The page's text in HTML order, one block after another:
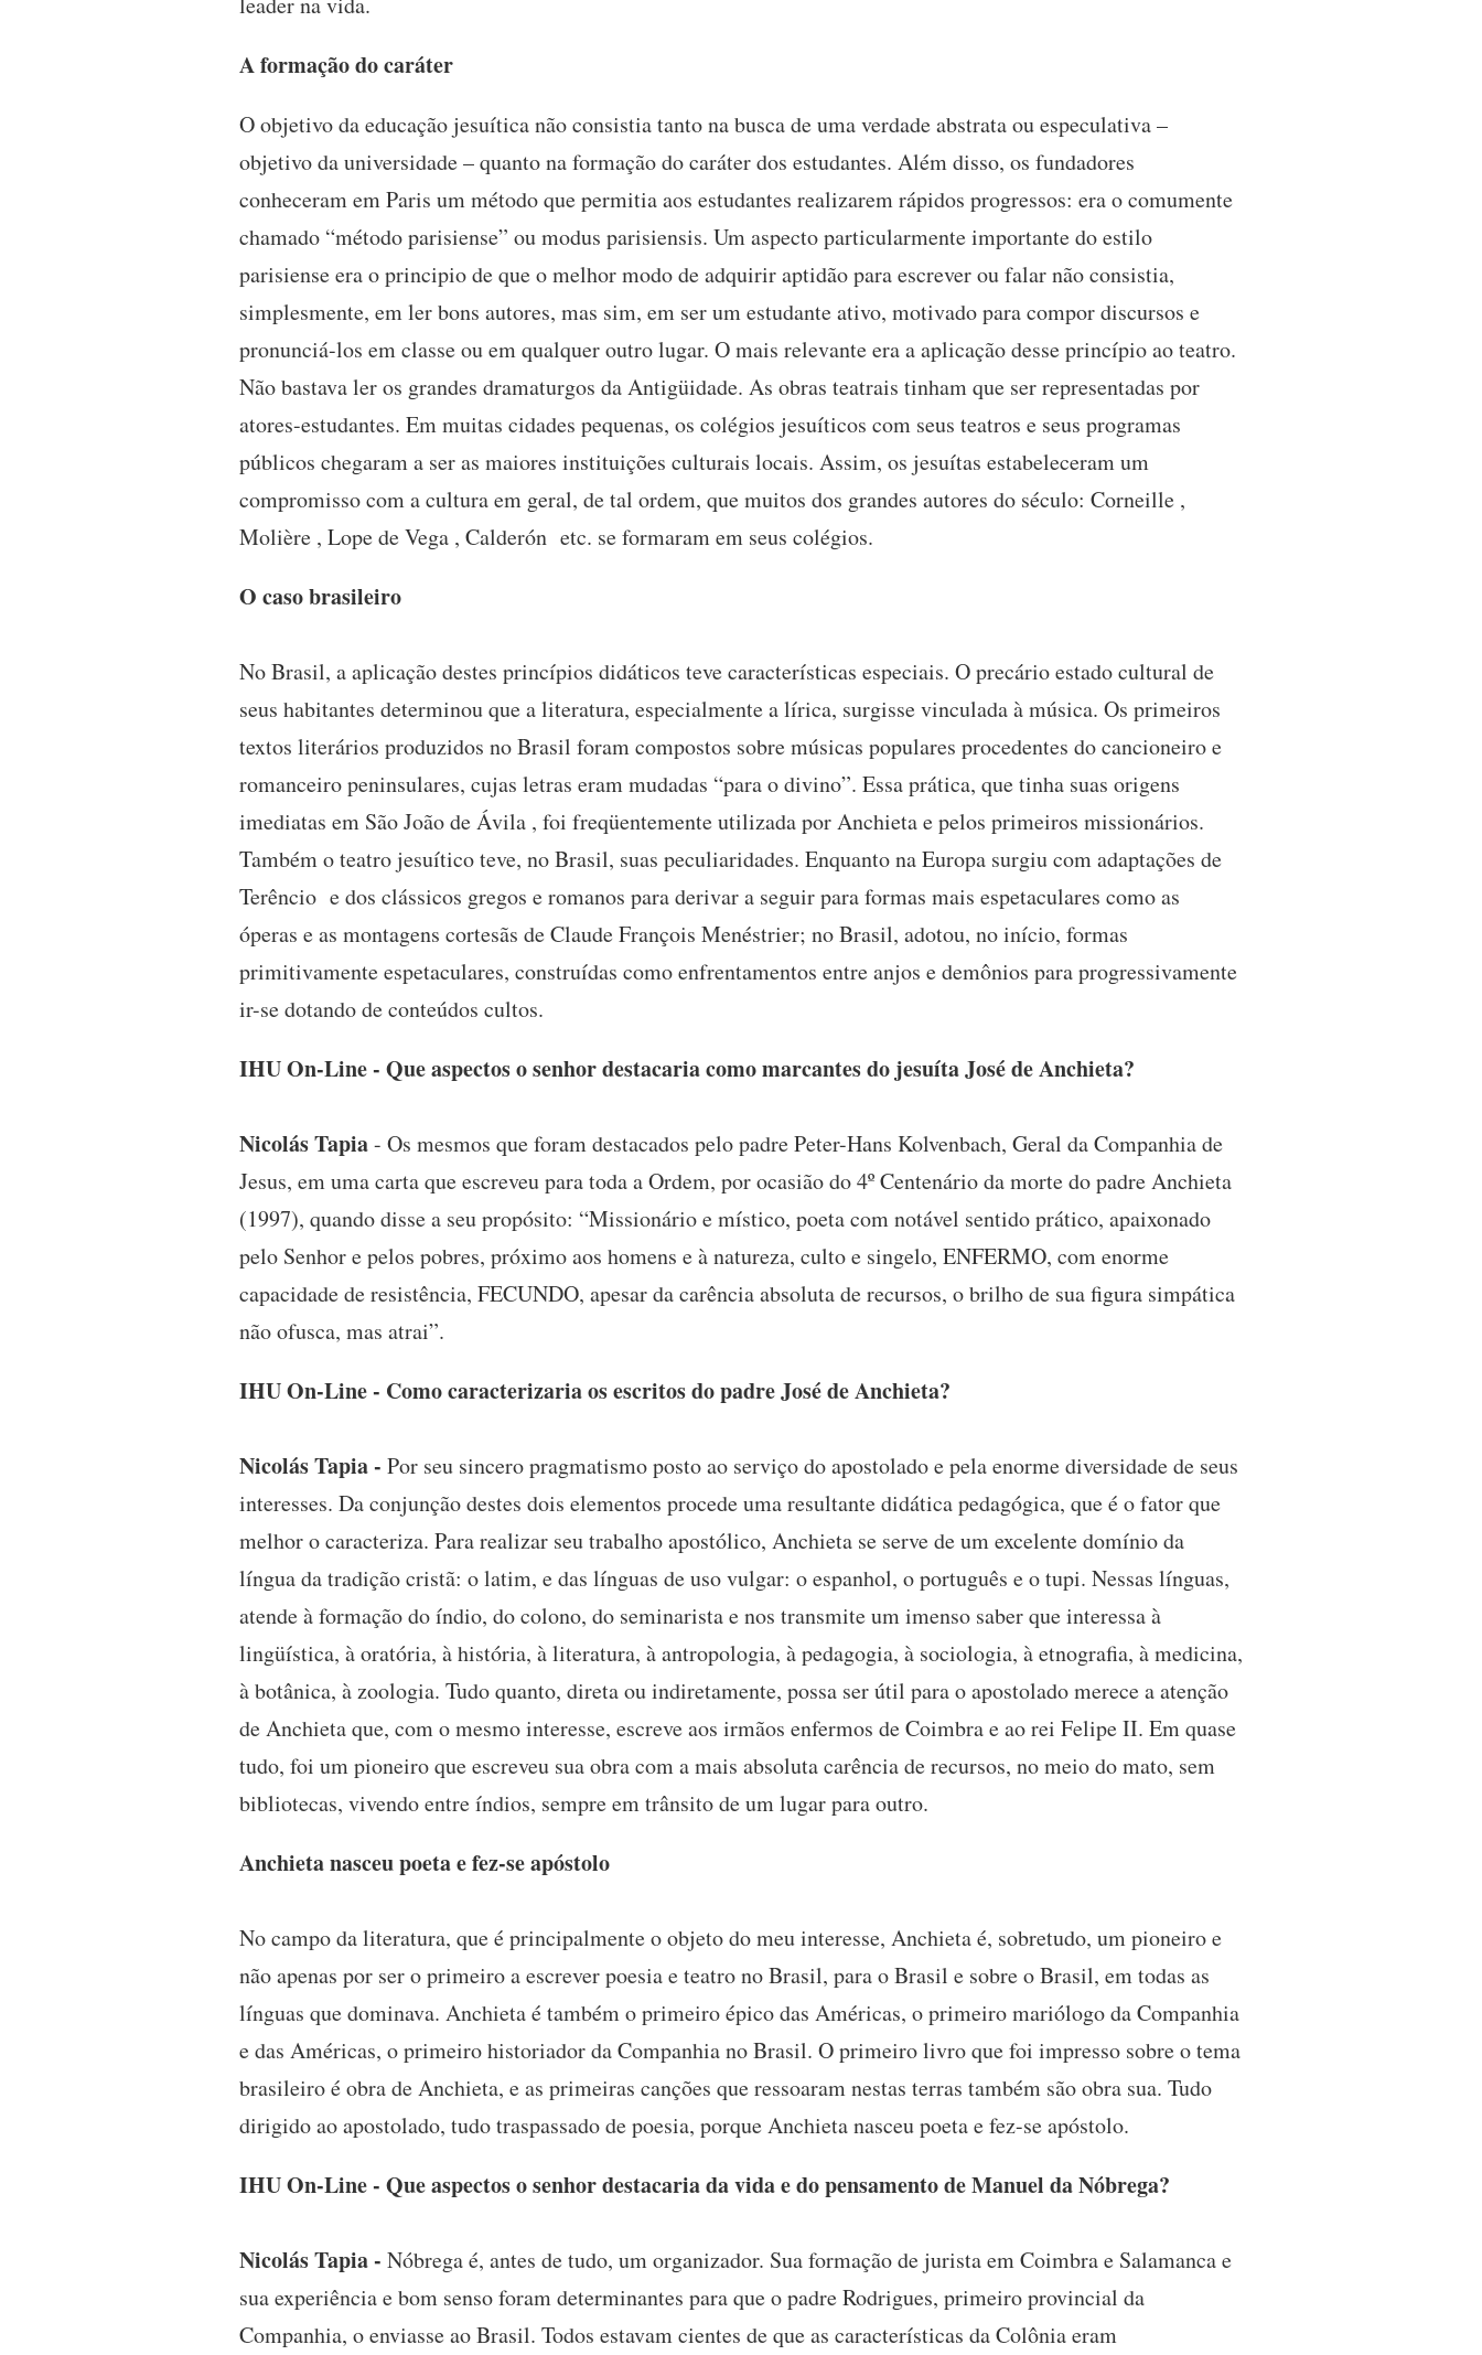
A formação do caráter
O objetivo da educação jesuítica não consistia tanto na busca de uma verdade abstrata ou especulativa –
objetivo da universidade – quanto na formação do caráter dos estudantes. Além disso, os fundadores
conheceram em Paris um método que permitia aos estudantes realizarem rápidos progressos: era o comumente
chamado “método parisiense” ou modus parisiensis. Um aspecto particularmente importante do estilo
parisiense era o principio de que o melhor modo de adquirir aptidão para escrever ou falar não consistia,
simplesmente, em ler bons autores, mas sim, em ser um estudante ativo, motivado para compor discursos e
pronunciá-los em classe ou em qualquer outro lugar. O mais relevante era a aplicação desse princípio ao teatro.
Não bastava ler os grandes dramaturgos da Antigüidade. As obras teatrais tinham que ser representadas por
atores-estudantes. Em muitas cidades pequenas, os colégios jesuíticos com seus teatros e seus programas
públicos chegaram a ser as maiores instituições culturais locais. Assim, os jesuítas estabeleceram um
compromisso com a cultura em geral, de tal ordem, que muitos dos grandes autores do século: Corneille ,
Molière , Lope de Vega , Calderón etc. se formaram em seus colégios.
O caso brasileiro
No Brasil, a aplicação destes princípios didáticos teve características especiais. O precário estado cultural de
seus habitantes determinou que a literatura, especialmente a lírica, surgisse vinculada à música. Os primeiros
textos literários produzidos no Brasil foram compostos sobre músicas populares procedentes do cancioneiro e
romanceiro peninsulares, cujas letras eram mudadas “para o divino”. Essa prática, que tinha suas origens
imediatas em São João de Ávila , foi freqüentemente utilizada por Anchieta e pelos primeiros missionários.
Também o teatro jesuítico teve, no Brasil, suas peculiaridades. Enquanto na Europa surgiu com adaptações de
Terêncio e dos clássicos gregos e romanos para derivar a seguir para formas mais espetaculares como as
óperas e as montagens cortesãs de Claude François Menéstrier; no Brasil, adotou, no início, formas
primitivamente espetaculares, construídas como enfrentamentos entre anjos e demônios para progressivamente
ir-se dotando de conteúdos cultos.
IHU On-Line - Que aspectos o senhor destacaria como marcantes do jesuíta José de Anchieta?
Nicolás Tapia- Os mesmos que foram destacados pelo padre Peter-Hans Kolvenbach, Geral da Companhia de
Jesus, em uma carta que escreveu para toda a Ordem, por ocasião do 4º Centenário da morte do padre Anchieta
(1997), quando disse a seu propósito: “Missionário e místico, poeta com notável sentido prático, apaixonado
pelo Senhor e pelos pobres, próximo aos homens e à natureza, culto e singelo, ENFERMO, com enorme
capacidade de resistência, FECUNDO, apesar da carência absoluta de recursos, o brilho de sua figura simpática
não ofusca, mas atrai”.
IHU On-Line - Como caracterizaria os escritos do padre José de Anchieta?
Nicolás Tapia - Por seu sincero pragmatismo posto ao serviço do apostolado e pela enorme diversidade de seus
interesses. Da conjunção destes dois elementos procede uma resultante didática pedagógica, que é o fator que
melhor o caracteriza. Para realizar seu trabalho apostólico, Anchieta se serve de um excelente domínio da
língua da tradição cristã: o latim, e das línguas de uso vulgar: o espanhol, o português e o tupi. Nessas línguas,
atende à formação do índio, do colono, do seminarista e nos transmite um imenso saber que interessa à
lingüística, à oratória, à história, à literatura, à antropologia, à pedagogia, à sociologia, à etnografia, à medicina,
à botânica, à zoologia. Tudo quanto, direta ou indiretamente, possa ser útil para o apostolado merece a atenção
de Anchieta que, com o mesmo interesse, escreve aos irmãos enfermos de Coimbra e ao rei Felipe II. Em quase
tudo, foi um pioneiro que escreveu sua obra com a mais absoluta carência de recursos, no meio do mato, sem
bibliotecas, vivendo entre índios, sempre em trânsito de um lugar para outro.
Anchieta nasceu poeta e fez-se apóstolo
No campo da literatura, que é principalmente o objeto do meu interesse, Anchieta é, sobretudo, um pioneiro e
não apenas por ser o primeiro a escrever poesia e teatro no Brasil, para o Brasil e sobre o Brasil, em todas as
línguas que dominava. Anchieta é também o primeiro épico das Américas, o primeiro mariólogo da Companhia
e das Américas, o primeiro historiador da Companhia no Brasil. O primeiro livro que foi impresso sobre o tema
brasileiro é obra de Anchieta, e as primeiras canções que ressoaram nestas terras também são obra sua. Tudo
dirigido ao apostolado, tudo traspassado de poesia, porque Anchieta nasceu poeta e fez-se apóstolo.
IHU On-Line - Que aspectos o senhor destacaria da vida e do pensamento de Manuel da Nóbrega?
Nicolás Tapia - Nóbrega é, antes de tudo, um organizador. Sua formação de jurista em Coimbra e Salamanca e
sua experiência e bom senso foram determinantes para que o padre Rodrigues, primeiro provincial da
Companhia, o enviasse ao Brasil. Todos estavam cientes de que as características da Colônia eram